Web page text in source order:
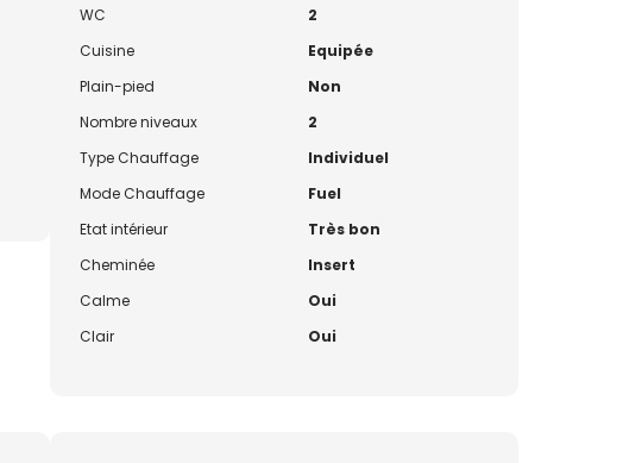
WC
2
Cuisine
Equipée
Plain-pied
Non
Nombre niveaux
2
Type Chauffage
Individuel
Mode Chauffage
Fuel
Etat intérieur
Très bon
Cheminée
Insert
Calme
Oui
Clair
Oui